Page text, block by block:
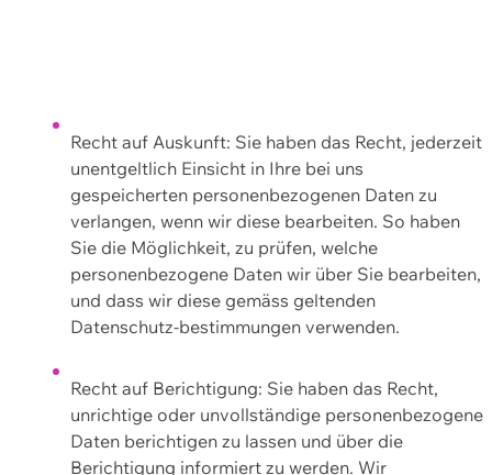
Recht auf Auskunft: Sie haben das Recht, jederzeit
unentgeltlich Einsicht in Ihre bei uns
gespeicherten personenbezogenen Daten zu
verlangen, wenn wir diese bearbeiten. So haben
Sie die Möglichkeit, zu prüfen, welche
personenbezogene Daten wir über Sie bearbeiten,
und dass wir diese gemäss geltenden
Datenschutz-bestimmungen verwenden.
Recht auf Berichtigung: Sie haben das Recht,
unrichtige oder unvollständige personenbezogene
Daten berichtigen zu lassen und über die
Berichtigung informiert zu werden. Wir